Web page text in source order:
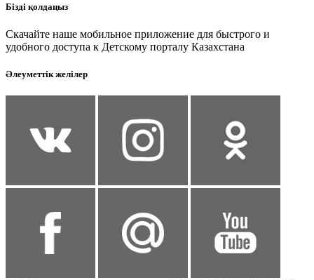
Бізді қолдаңыз
Скачайте наше мобильное приложение для быстрого и
удобного доступа к Детскому порталу Казахстана
Әлеуметтік желілер